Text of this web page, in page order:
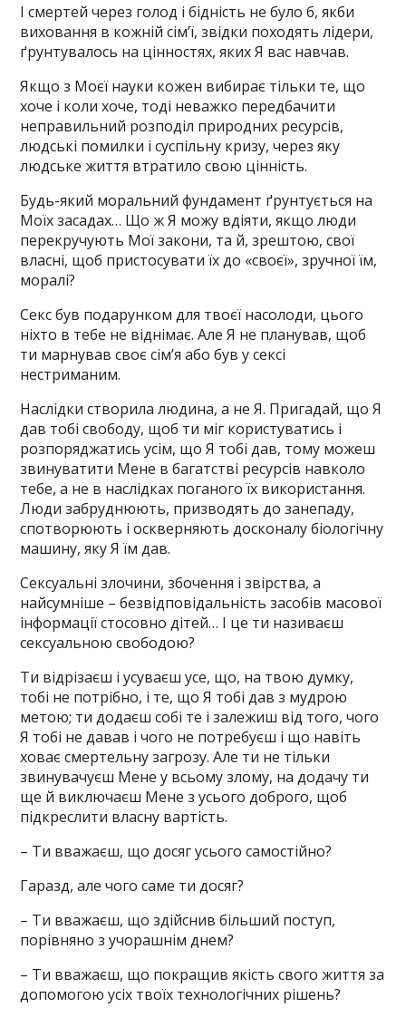
І смертей через голод і бідність не було б, якби
виховання в кожній сім’ї, звідки походять лідери,
ґрунтувалось на цінностях, яких Я вас навчав.
Якщо з Моєї науки кожен вибирає тільки те, що
хоче і коли хоче, тоді неважко передбачити
неправильний розподіл природних ресурсів,
людські помилки і суспільну кризу, через яку
людське життя втратило свою цінність.
Будь-який моральний фундамент ґрунтується на
Моїх засадах… Що ж Я можу вдіяти, якщо люди
перекручують Мої закони, та й, зрештою, свої
власні, щоб пристосувати їх до «своєї», зручної їм,
моралі?
Секс був подарунком для твоєї насолоди, цього
ніхто в тебе не віднімає. Але Я не планував, щоб
ти марнував своє сім’я або був у сексі
нестриманим.
Наслідки створила людина, а не Я. Пригадай, що Я
дав тобі свободу, щоб ти міг користуватись і
розпоряджатись усім, що Я тобі дав, тому можеш
звинуватити Мене в багатстві ресурсів навколо
тебе, а не в наслідках поганого їх використання.
Люди забруднюють, призводять до занепаду,
спотворюють і оскверняють досконалу біологічну
машину, яку Я їм дав.
Сексуальні злочини, збочення і звірства, а
найсумніше – безвідповідальність засобів масової
інформації стосовно дітей… І це ти називаєш
сексуальною свободою?
Ти відрізаєш і усуваєш усе, що, на твою думку,
тобі не потрібно, і те, що Я тобі дав з мудрою
метою; ти додаєш собі те і залежиш від того, чого
Я тобі не давав і чого не потребуєш і що навіть
ховає смертельну загрозу. Але ти не тільки
звинувачуєш Мене у всьому злому, на додачу ти
ще й виключаєш Мене з усього доброго, щоб
підкреслити власну вартість.
– Ти вважаєш, що досяг усього самостійно?
Гаразд, але чого саме ти досяг?
– Ти вважаєш, що здійснив більший поступ,
порівняно з учорашнім днем?
– Ти вважаєш, що покращив якість свого життя за
допомогою усіх твоїх технологічних рішень?